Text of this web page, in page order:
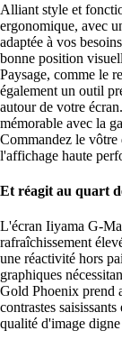
Alliant style et
ergonomique, avec
adaptée à vos
bonne position
Paysage, comme le
également un outil
autour de votre
mémorable avec la
Commandez le vôtre
l'affichage haute
Et réagit au quart
L'écran Iiyama G-
rafraîchissement
une réactivité hors
graphiques
Gold Phoenix prend
contrastes
qualité d'image